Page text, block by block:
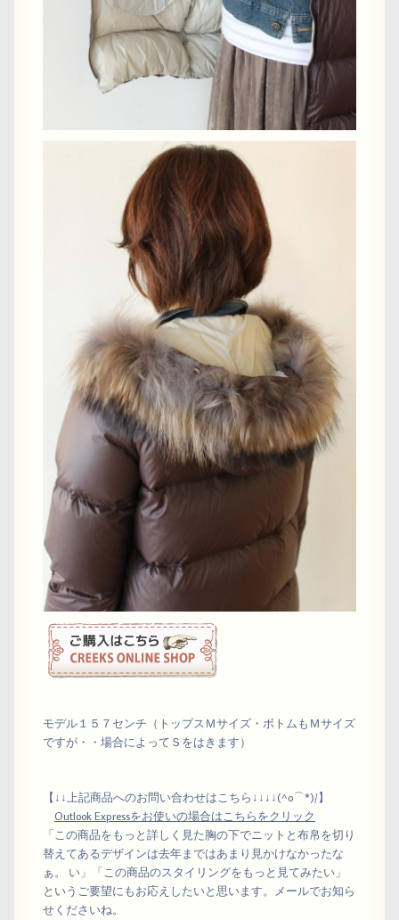
モデル１５７センチ（トップスＭサイズ・ボトムもＭサイズ
ですが・・場合によってＳをはきます）
【↓↓上記商品へのお問い合わせはこちら↓↓↓↓(^o⌒*)/】
Outlook Expressをお使いの場合はこちらをクリック
「この商品をもっと詳しく見た胸の下でニットと布帛を切り
替えてあるデザインは去年まではあまり見かけなかったな
ぁ。 い」「この商品のスタイリングをもっと見てみたい」
というご要望にもお応えしたいと思います。メールでお知ら
せくださいね。